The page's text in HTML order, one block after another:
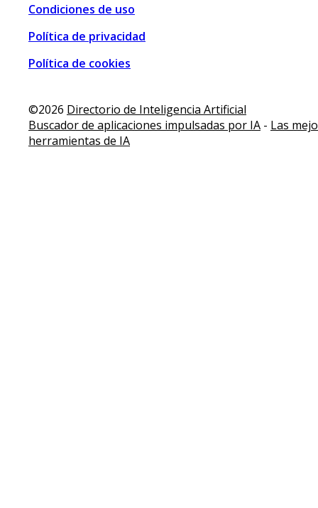
Condiciones de uso
Política de privacidad
Política de cookies
©2026 Directorio de Inteligencia Artificial
Buscador de aplicaciones impulsadas por IA - Las
herramientas de IA